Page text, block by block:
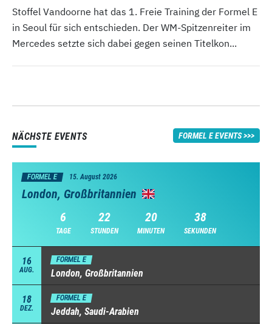
Stoffel Vandoorne hat das 1. Freie Training der Formel E
in Seoul für sich entschieden. Der WM-Spitzenreiter im
Mercedes setzte sich dabei gegen seinen Titelkon...
NÄCHSTE EVENTS FORMEL E EVENTS
FORMEL E 15. August 2026
London, Großbritannien
6
TAGE
22
STUNDEN
20
MINUTEN
37
SEKUNDEN
16
AUG.
FORMEL E
London, Großbritannien
18
DEZ.
FORMEL E
Jeddah, Saudi-Arabien